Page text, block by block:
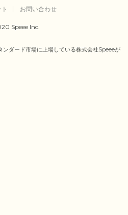
お問い合わせ
Speee Inc.
ンダード市場に上場している株式会社Speeeが